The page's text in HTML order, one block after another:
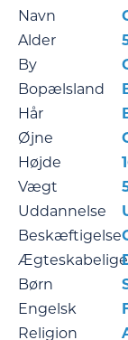
Navn
Alder
By
Bopælsland
Hår
Øjne
Højde
Vægt
Uddannelse
Beskæftigelse
Ægteskabelige
Børn
Engelsk
Religion